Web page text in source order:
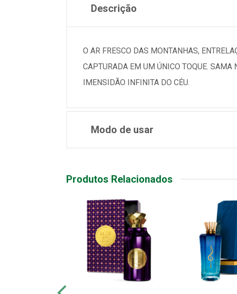
Descrição
O AR FRESCO DAS MONTANHAS,
CAPTURADA EM UM ÚNICO TOQUE. SAMA
IMENSIDÃO INFINITA DO CÉU.
Modo de usar
Produtos Relacionados